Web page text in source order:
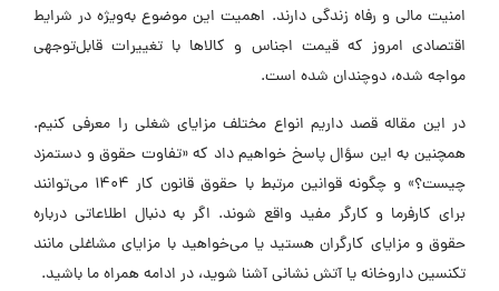
امنیت مالی و رفاه زندگی دارند. اهمیت این موضوع به‌ویژه در شرایط
اقتصادی امروز که قیمت اجناس و کالاها با تغییرات قابل‌توجهی
مواجه شده، دوچندان شده است.
در این مقاله قصد داریم انواع مختلف مزایای شغلی را معرفی کنیم.
همچنین به این سؤال پاسخ ‌خواهیم داد که «تفاوت حقوق و دستمزد
چیست؟» و چگونه قوانین مرتبط با حقوق قانون کار 1404 می‌توانند
برای کارفرما و کارگر مفید واقع شوند. اگر به دنبال اطلاعاتی درباره
حقوق و مزایای کارگران هستید یا می‌خواهید با مزایای مشاغلی مانند
تکنسین داروخانه یا آتش نشانی آشنا شوید، در ادامه همراه ما باشید.